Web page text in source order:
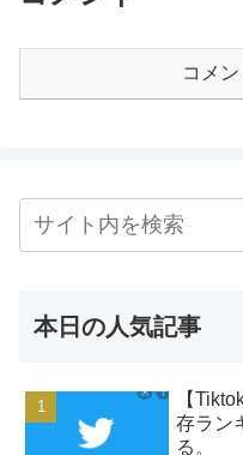
コメ
本日の人気記事
【
存ラン
る。